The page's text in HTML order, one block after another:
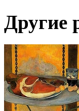
Другие